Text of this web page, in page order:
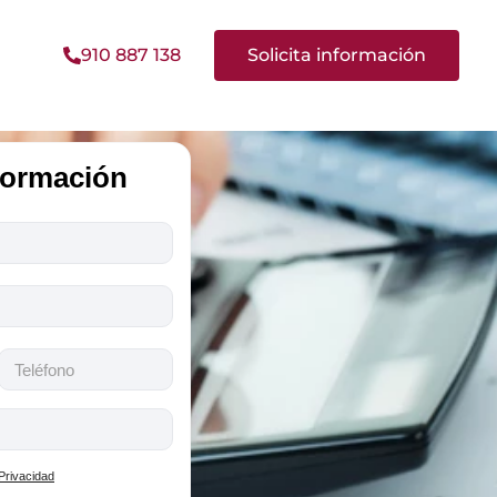
Solicita información
910 887 138